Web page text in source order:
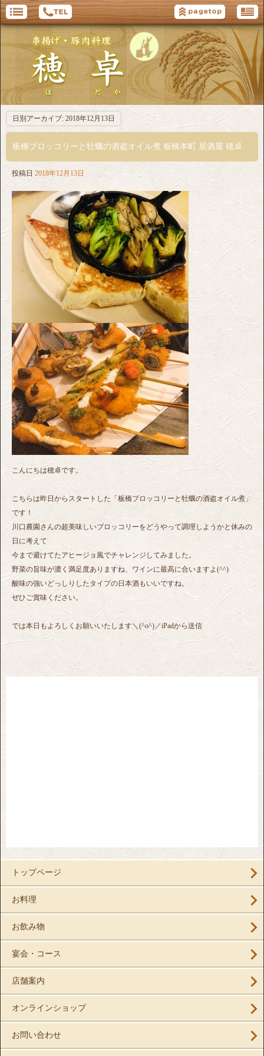
日別アーカイブ: 2018年12月13日
板橋ブロッコリーと牡蠣の酒盗オイル煮 板橋本町 居酒屋 穂卓
投稿日 2018年12月13日
こんにちは穂卓です。
こちらは昨日からスタートした「板橋ブロッコリーと牡蠣の酒盗オイル煮」
です！
川口農園さんの超美味しいブロッコリーをどうやって調理しようかと休みの
日に考えて
今まで避けてたアヒージョ風でチャレンジしてみました。
野菜の旨味が濃く満足度ありますね、ワインに最高に合いますよ(^^)
酸味の強いどっしりしたタイプの日本酒もいいですね。
ぜひご賞味ください。
では本日もよろしくお願いいたします＼(^o^)／iPadから送信
トップページ
お料理
お飲み物
宴会・コース
店舗案内
オンラインショップ
お問い合わせ